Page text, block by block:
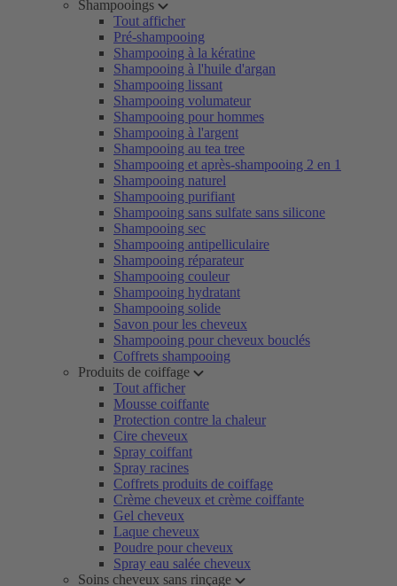
Shampooings
Tout afficher
Pré-shampooing
Shampooing à la kératine
Shampooing à l'huile d'argan
Shampooing lissant
Shampooing volumateur
Shampooing pour hommes
Shampooing à l'argent
Shampooing au tea tree
Shampooing et après-shampooing 2 en 1
Shampooing naturel
Shampooing purifiant
Shampooing sans sulfate sans silicone
Shampooing sec
Shampooing antipelliculaire
Shampooing réparateur
Shampooing couleur
Shampooing hydratant
Shampooing solide
Savon pour les cheveux
Shampooing pour cheveux bouclés
Coffrets shampooing
Produits de coiffage
Tout afficher
Mousse coiffante
Protection contre la chaleur
Cire cheveux
Spray coiffant
Spray racines
Coffrets produits de coiffage
Crème cheveux et crème coiffante
Gel cheveux
Laque cheveux
Poudre pour cheveux
Spray eau salée cheveux
Soins cheveux sans rinçage